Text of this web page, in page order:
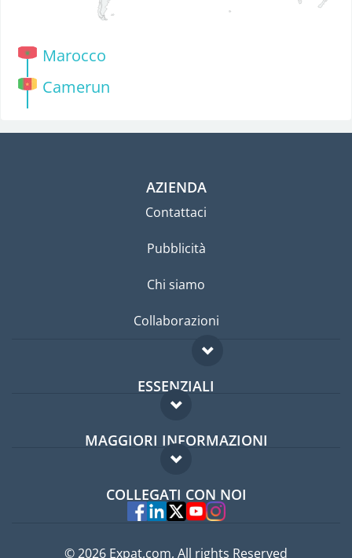
Marocco
Camerun
AZIENDA
Contattaci
Pubblicità
Chi siamo
Collaborazioni
ESSENZIALI
Forum per expat
Guida per expat
MAGGIORI INFORMAZIONI
Domande frequenti
Esperti
COLLEGATI CON NOI
© 2026 Expat.com, All rights Reserved